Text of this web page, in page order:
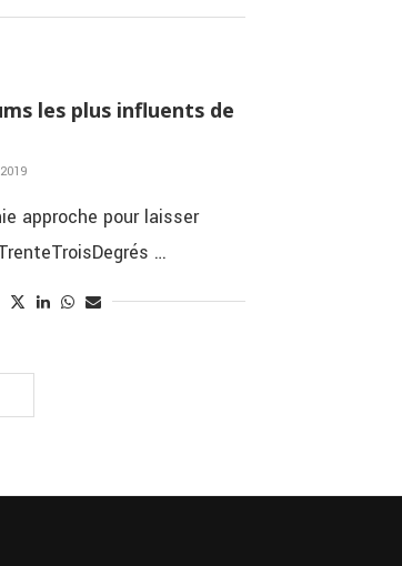
les plus influents de
approche pour laisser
…